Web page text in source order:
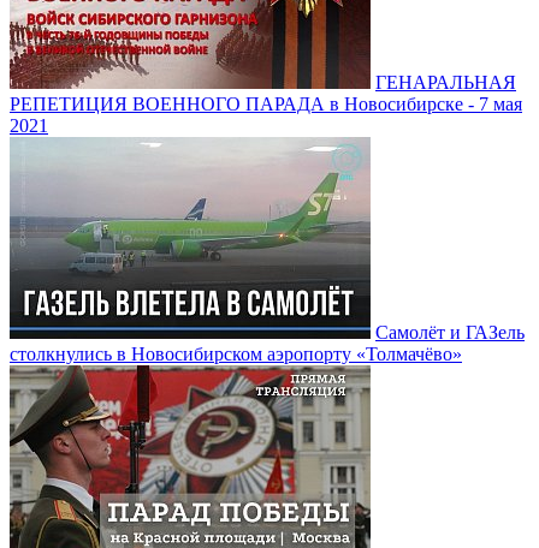
ГЕНАРАЛЬНАЯ
РЕПЕТИЦИЯ ВОЕННОГО ПАРАДА в Новосибирске - 7 мая
2021
Самолёт и ГАЗель
столкнулись в Новосибирском аэропорту «Толмачёво»